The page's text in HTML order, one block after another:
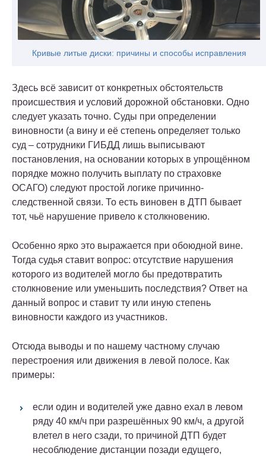
Кривые литые диски: причины и способы исправления
Здесь всё зависит от конкретных обстоятельств
происшествия и условий дорожной обстановки. Одно
следует указать точно. Суды при определении
виновности (а вину и её степень определяет только
суд – сотрудники ГИБДД лишь выписывают
постановления, на основании которых в упрощённом
порядке можно получить выплату по страховке
ОСАГО) следуют простой логике причинно-
следственной связи. То есть виновен в ДТП бывает
тот, чьё нарушение привело к столкновению.
Особенно ярко это выражается при обоюдной вине.
Тогда судья ставит вопрос: отсутствие нарушения
которого из водителей могло бы предотвратить
столкновение или уменьшить последствия? Ответ на
данный вопрос и ставит ту или иную степень
виновности каждого из участников.
Отсюда выводы и по нашему частному случаю
перестроения или движения в левой полосе. Как
примеры:
если один и водителей уже давно ехал в левом
ряду 40 км/ч при разрешённых 90 км/ч, а другой
влетел в него сзади, то причиной ДТП будет
несоблюдение дистанции позади едущего,